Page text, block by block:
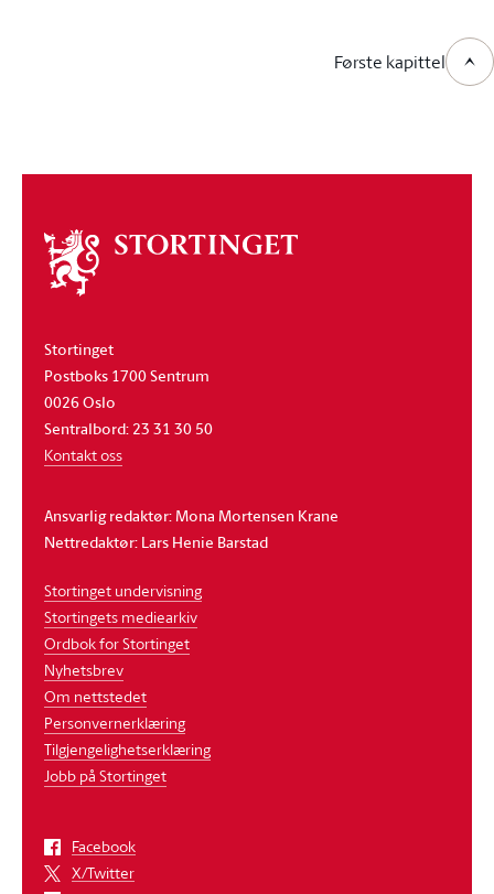
Første kapittel
Om
stortinget
Stortinget
Postboks 1700 Sentrum
0026 Oslo
Sentralbord: 23 31 30 50
Kontakt oss
Ansvarlig redaktør: Mona Mortensen Krane
Nettredaktør: Lars Henie Barstad
Stortinget undervisning
Stortingets mediearkiv
Ordbok for Stortinget
Nyhetsbrev
Om nettstedet
Personvernerklæring
Tilgjengelighetserklæring
Jobb på Stortinget
Facebook
X/Twitter